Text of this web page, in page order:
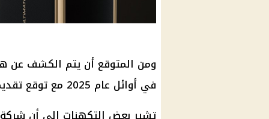
في أوائل عام 2025 مع توقع تقديم نموذج محدث ومحسن في عام 2026.